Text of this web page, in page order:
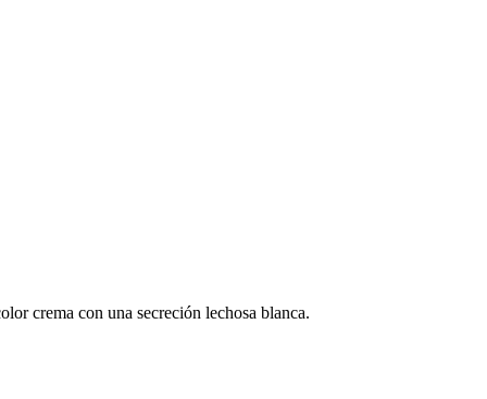
crema con una secreción lechosa blanca.